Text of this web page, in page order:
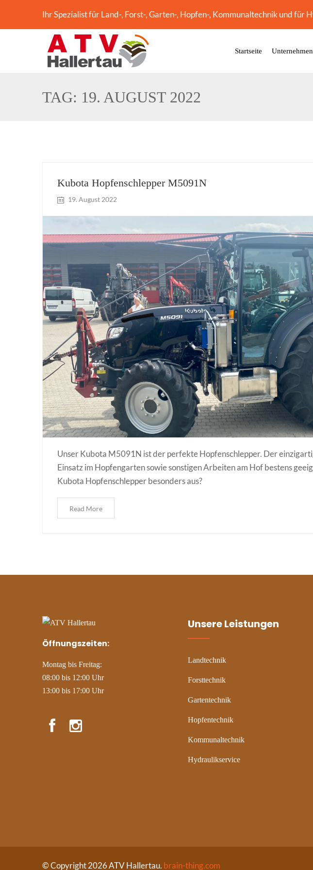
Ihr Spezialist für Land-, Forst-, Garten-, Hopfen-, Kommunaltechnik und für
Startseite Unternehmen
TAG: 19. AUGUST 2022
Kubota Hopfenschlepper M5091N
19. August 2022
Unser Kubota M5091N ist der perfekte Hopfenschlepper. Der
Einsatz im Hopfengarten sowie sonstigen Arbeiten am Hof bestens
Kubota Hopfenschlepper besonders aus?
Read More
Öffnungszeiten:
Montag bis Freitag:
08:00 bis 12:00 Uhr
13:00 bis 17:00 Uhr
Unsere Leistungen
Landtechnik
Forsttechnik
Gartentechnik
Hopfentechnik
Kommunaltechnik
Hydraulikservice
© Copyright 2026 ATV Hallertau. brain-thing.com